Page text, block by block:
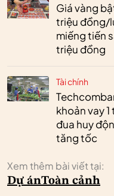
Giá vàng
triệu đồng/
miếng tiến
triệu đồng
Tài chính
khoản vay
đua huy
tăng tốc
Xem thêm bài viết tại:
Dự ánToàn cảnh